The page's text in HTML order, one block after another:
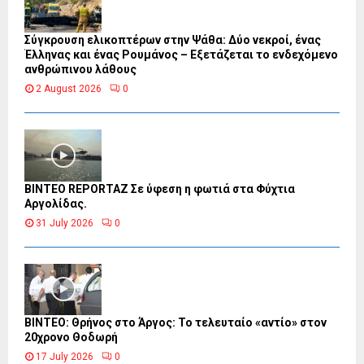
Σύγκρουση ελικοπτέρων στην Ψάθα: Δύο νεκροί, ένας
Έλληνας και ένας Ρουμάνος – Εξετάζεται το ενδεχόμενο
ανθρώπινου λάθους
2 August 2026 0
BINTEO REPORTAZ Σε ύφεση η φωτιά στα Φύχτια
Αργολίδας.
31 July 2026 0
ΒΙΝΤΕΟ: Θρήνος στο Άργος: Το τελευταίο «αντίο» στον
20χρονο Θοδωρή
17 July 2026 0